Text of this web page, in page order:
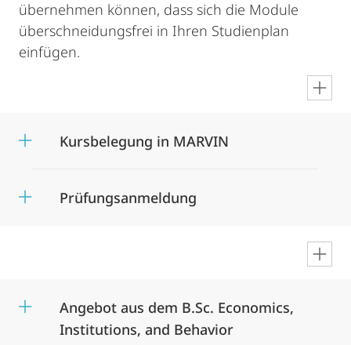
übernehmen können, dass sich die Module
überschneidungsfrei in Ihren Studienplan
einfügen.
Kursbelegung in MARVIN
Prüfungsanmeldung
Angebot aus dem B.Sc. Economics,
Institutions, and Behavior